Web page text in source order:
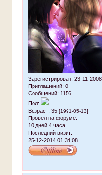
Зарегистрирован: 23-11-2008
Приглашений: 0
Сообщений: 1156
Пол:
Возраст: 35 [1991-05-13]
Провел на форуме:
10 дней 4 часа
Последний визит:
25-12-2014 01:34:08